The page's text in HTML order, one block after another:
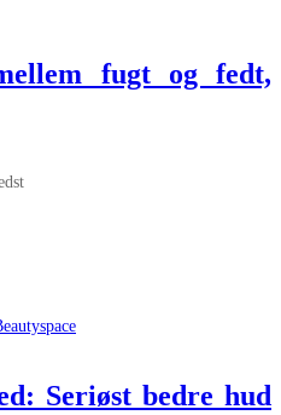
fugt og fedt,
Seriøst bedre hud